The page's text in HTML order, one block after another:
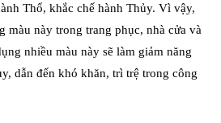
Thổ, khắc chế hành Thủy. Vì vậy,
màu này trong trang phục, nhà cửa và
nhiều màu này sẽ làm giảm năng
dẫn đến khó khăn, trì trệ trong công